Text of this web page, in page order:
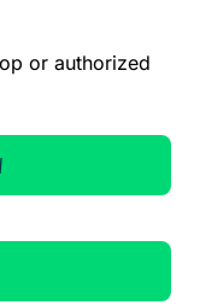
or authorized